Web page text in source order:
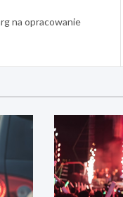
na opracowanie